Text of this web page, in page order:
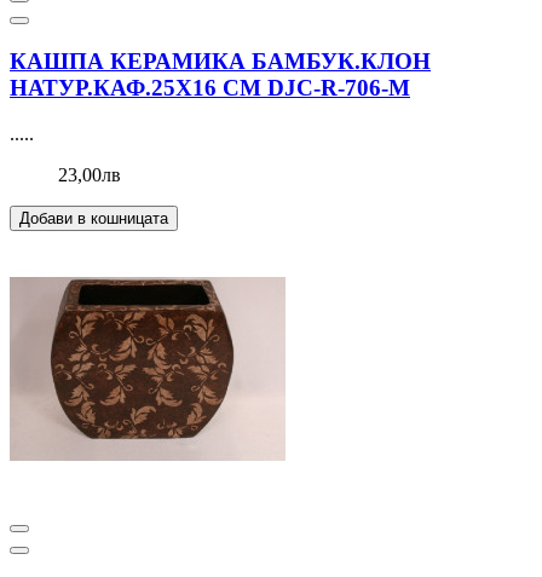
КАШПА КЕРАМИКА БАМБУК.КЛОН
НАТУР.КАФ.25Х16 СМ DJC-R-706-M
.....
23,00лв
Добави в кошницата